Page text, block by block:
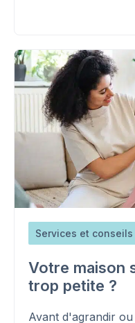
Services et conseils
Votre maison
trop petite ?
Avant d'agrandir